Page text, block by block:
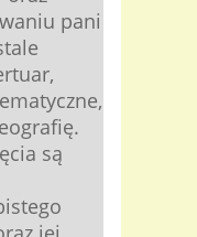
pani
są